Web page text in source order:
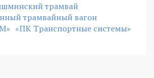
трамвай
трамвайный вагон
«ПК Транспортные системы»